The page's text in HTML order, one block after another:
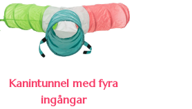
Kanintunnel med fyra
ingångar